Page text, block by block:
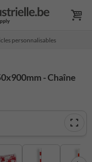
personnalisables
- Chaîne